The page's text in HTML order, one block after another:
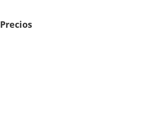
Precios